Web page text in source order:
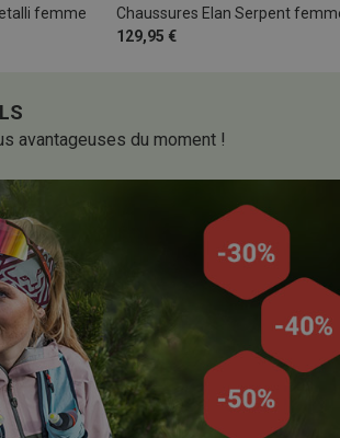
femme
Chaussures Elan Serpent
129,95 €
avantageuses du moment !